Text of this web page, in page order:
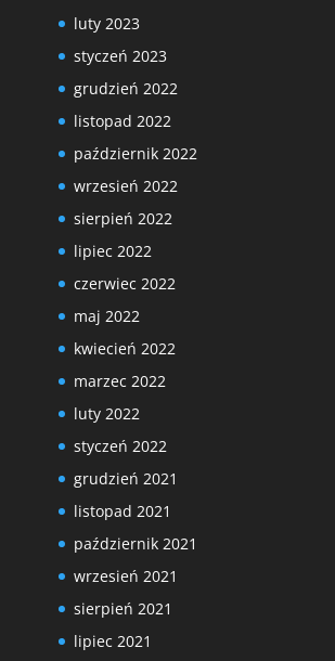
luty 2023
styczeń 2023
grudzień 2022
listopad 2022
październik 2022
wrzesień 2022
sierpień 2022
lipiec 2022
czerwiec 2022
maj 2022
kwiecień 2022
marzec 2022
luty 2022
styczeń 2022
grudzień 2021
listopad 2021
październik 2021
wrzesień 2021
sierpień 2021
lipiec 2021